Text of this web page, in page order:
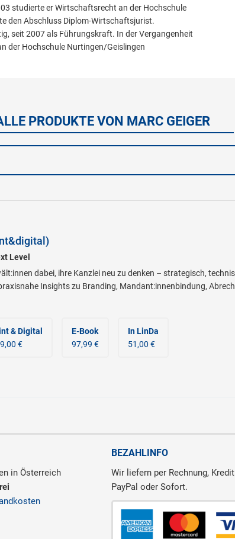
studierte er Wirtschaftsrecht an der Hochschule
den Abschluss Diplom-Wirtschaftsjurist.
seit 2007 als Führungskraft. In der Vergangenheit
der Hochschule Nurtingen/Geislingen
PRODUKTE VON MARC GEIGER
Level
dabei, ihre Kanzlei neu zu denken – strategisch,
Insights zu Branding, Mandant:innenbindung,
& Digital
€
E-Book
97,99 €
In LinDa
51,00 €
in Österreich
BEZAHLINFO
Wir liefern per Rechnung,
PayPal oder Sofort.